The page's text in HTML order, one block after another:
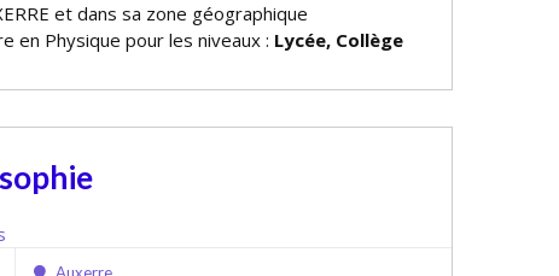
et dans sa zone géographique
en Physique pour les niveaux : Lycée, Collège